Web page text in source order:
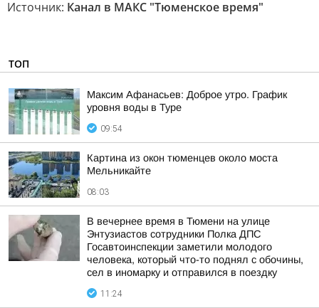
Источник: Канал в МАКС "Тюменское время"
ТОП
Максим Афанасьев: Доброе утро. График
уровня воды в Туре
09:54
Картина из окон тюменцев около моста
Мельникайте
08:03
В вечернее время в Тюмени на улице
Энтузиастов сотрудники Полка ДПС
Госавтоинспекции заметили молодого
человека, который что-то поднял с обочины,
сел в иномарку и отправился в поездку
11:24